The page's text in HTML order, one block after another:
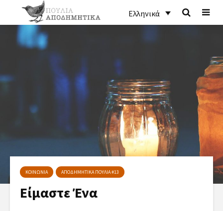
Ελληνικά
ΚΟΙΝΩΝΙΑ ΑΠΟΔΗΜΗΤΙΚΑ ΠΟΥΛΙΑ #13
Είμαστε Ένα